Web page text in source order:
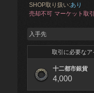
SHOP取り扱い:あり
売却不可 マーケット取
入手先
取引に必要なア
十二都市銀貨
4,000